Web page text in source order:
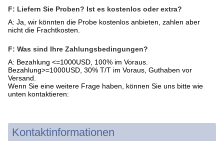
F: Liefern Sie Proben? Ist es kostenlos oder extra?
A: Ja, wir könnten die Probe kostenlos anbieten, zahlen aber
nicht die Frachtkosten.
F: Was sind Ihre Zahlungsbedingungen?
A: Bezahlung <=1000USD, 100% im Voraus.
Bezahlung>=1000USD, 30% T/T im Voraus, Guthaben vor
Versand.
Wenn Sie eine weitere Frage haben, können Sie uns bitte wie
unten kontaktieren:
Kontaktinformationen